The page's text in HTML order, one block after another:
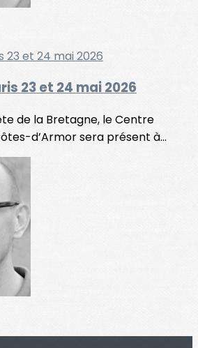
23 et 24 mai 2026
de la Bretagne, le Centre
d’Armor sera présent à...